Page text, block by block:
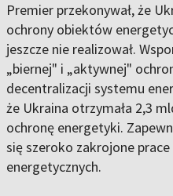
Premier przekonywał, że
ochrony obiektów
jeszcze nie realizował.
„biernej" i „aktywnej"
decentralizacji systemu
że Ukraina otrzymała 2,3
ochronę energetyki.
się szeroko zakrojone
energetycznych.